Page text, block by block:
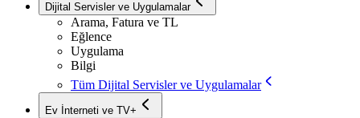
Dijital Servisler ve Uygulamalar
Arama, Fatura ve TL
Eğlence
Uygulama
Bilgi
Tüm Dijital Servisler ve Uygulamalar
Ev İnterneti ve TV+